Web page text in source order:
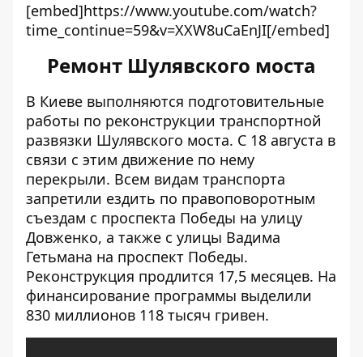
[embed]https://www.youtube.com/watch?
time_continue=59&v=XXW8uCaEnJI[/embed]
Ремонт Шулявского моста
В Киеве выполняются подготовительные
работы по реконструкции транспортной
развязки Шулявского моста. С 18 августа в
связи с этим движение по нему
перекрыли. Всем видам транспорта
запретили ездить по правоповоротным
съездам с проспекта Победы на улицу
Довженко, а также с улицы Вадима
Гетьмана на проспект Победы.
Реконструкция продлится 17,5 месяцев. На
финансирование программы выделили
830 миллионов 118 тысяч гривен.